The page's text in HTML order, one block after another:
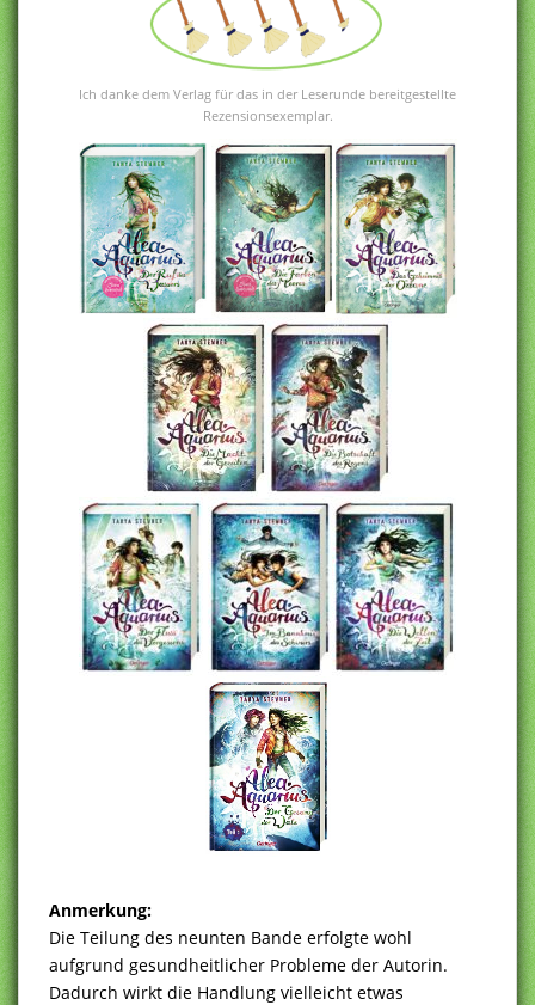
Ich danke dem Verlag für das in der Leserunde bereitgestellte
Rezensionsexemplar.
Anmerkung:
Die Teilung des neunten Bande erfolgte wohl
aufgrund gesundheitlicher Probleme der Autorin.
Dadurch wirkt die Handlung vielleicht etwas